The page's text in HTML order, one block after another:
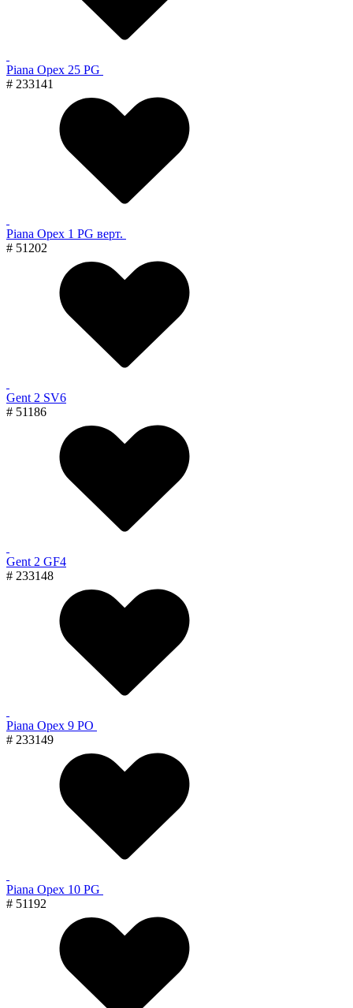
Piana Орех 25 PG
# 233141
Piana Орех 1 PG верт.
# 51202
Gent 2 SV6
# 51186
Gent 2 GF4
# 233148
Piana Орех 9 PO
# 233149
Piana Орех 10 PG
# 51192